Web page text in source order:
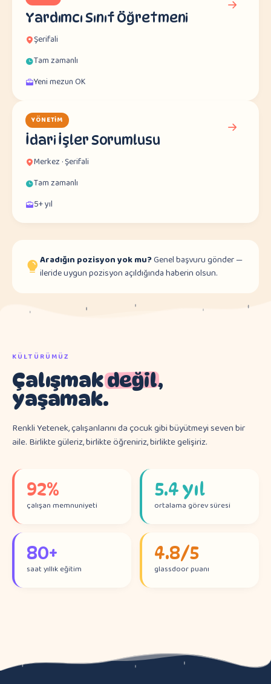
Yardımcı Sınıf Öğretmeni
Şerifali
Tam zamanlı
Yeni mezun OK
YÖNETIM
İdari İşler Sorumlusu
Merkez · Şerifali
Tam zamanlı
5+ yıl
Aradığın pozisyon yok mu?Genel başvuru gönder —
ileride uygun pozisyon açıldığında haberin olsun.
KÜLTÜRÜMÜZ
Çalışmakdeğil,
yaşamak.
Renkli Yetenek, çalışanlarını da çocuk gibi büyütmeyi seven bir
aile. Birlikte güleriz, birlikte öğreniriz, birlikte gelişiriz.
92%
çalışan memnuniyeti
5.4 yıl
ortalama görev süresi
80+
saat yıllık eğitim
4.8/5
glassdoor puanı
A